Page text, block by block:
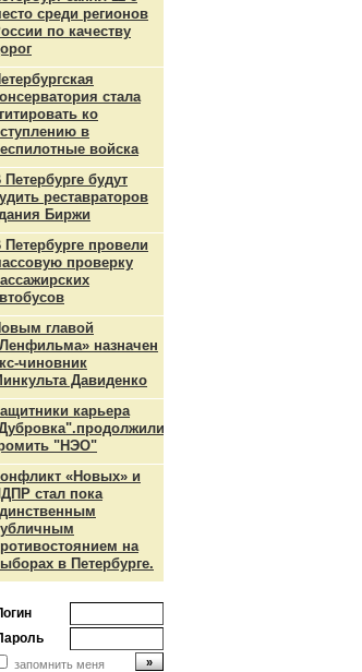
среди регионов
по качеству
стала
ко
в
войска
Петербурге будут
реставраторов
Биржи
Петербурге провели
проверку
главой
назначен
чиновник
Давиденко
карьера
"НЭО"
«Новых» и
стал пока
на
в Петербурге.
запомнить меня